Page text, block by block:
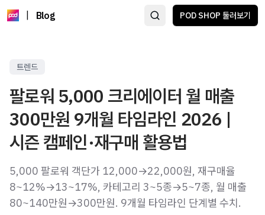
Blog POD SHOP 둘러보기
트렌드
팔로워 5,000 크리에이터 월 매출
300만원 9개월 타임라인 2026 |
시즌 캠페인·재구매 활용법
5,000 팔로워 객단가 12,000→22,000원, 재구매율
8~12%→13~17%, 카테고리 3~5종→5~7종, 월 매출
80~140만원→300만원. 9개월 타임라인 단계별 수치.